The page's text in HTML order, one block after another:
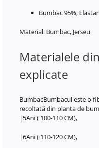
Bumbac 95%,
Material: Bumbac, Jerseu
Materialele
explicate
BumbacBumbacul este o
recoltată din planta de
|5Ani ( 100-110 CM),
|6Ani ( 110-120 CM),